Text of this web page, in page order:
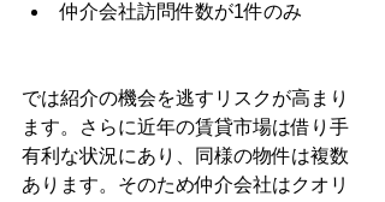
仲介会社訪問件数が1件のみ
では紹介の機会を逃すリスクが高まり
ます。さらに近年の賃貸市場は借り手
有利な状況にあり、同様の物件は複数
あります。そのため仲介会社はクオリ